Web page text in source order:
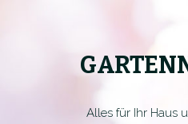
Alles für Ihr Haus